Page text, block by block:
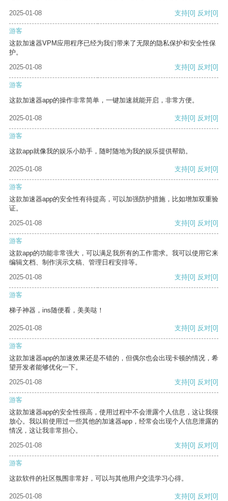
2025-01-08 支持[0] 反对[0]
游客
这款加速器VPM应用程序已经为我们带来了无限的隐私保护和安全性保
护。
2025-01-08
支持[0] 反对[0]
游客
这款加速器app的操作非常简单，一键加速就能开启，非常方便。
2025-01-08 支持[0] 反对[0]
游客
这款app就像我的娱乐小助手，随时随地为我的娱乐提供帮助。
2025-01-08 支持[0] 反对[0]
游客
这款加速器app的安全性有待提高，可以加强防护措施，比如增加双重验
证。
2025-01-08
支持[0] 反对[0]
游客
这款app的功能非常强大，可以满足我所有的工作需求。我可以使用它来
编辑文档、制作演示文稿、管理日程安排等。
2025-01-08
支持[0] 反对[0]
游客
梯子神器，ins随便看，美美哒！
2025-01-08 支持[0] 反对[0]
游客
这款加速器app的加速效果还是不错的，但偶尔也会出现卡顿的情况，希
望开发者能够优化一下。
2025-01-08
支持[0] 反对[0]
游客
这款加速器app的安全性很高，使用过程中不会泄露个人信息，这让我很
放心。我以前使用过一些其他的加速器app，经常会出现个人信息泄露的
情况，这让我非常担心。
2025-01-08
支持[0] 反对[0]
游客
这款软件的社区氛围非常好，可以与其他用户交流学习心得。
2025-01-08 支持[0] 反对[0]